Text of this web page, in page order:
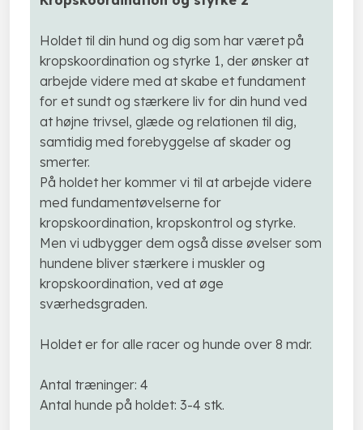
Holdet til din hund og dig som har været på
kropskoordination og styrke 1, der ønsker at
arbejde videre med at skabe et fundament
for et sundt og stærkere liv for din hund ved
at højne trivsel, glæde og relationen til dig,
samtidig med forebyggelse af skader og
smerter.
På holdet her kommer vi til at arbejde videre
med fundamentøvelserne for
kropskoordination, kropskontrol og styrke.
Men vi udbygger dem også disse øvelser som
hundene bliver stærkere i muskler og
kropskoordination, ved at øge
sværhedsgraden.
Holdet er for alle racer og hunde over 8 mdr.
Antal træninger: 4
Antal hunde på holdet: 3-4 stk.